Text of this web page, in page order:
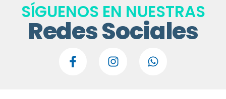
SÍGUENOS EN NUESTRAS
Redes Sociales